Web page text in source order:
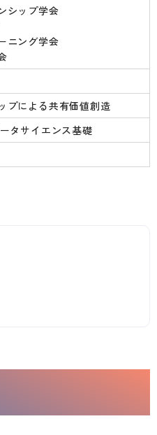
シップ学会
ニング学会
プによる共有価値創造
タサイエンス基礎